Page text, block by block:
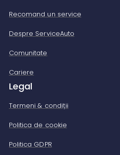
Recomand un service
Despre ServiceAuto
Comunitate
Cariere
Legal
Termeni & condiții
Politica de cookie
Politica GDPR